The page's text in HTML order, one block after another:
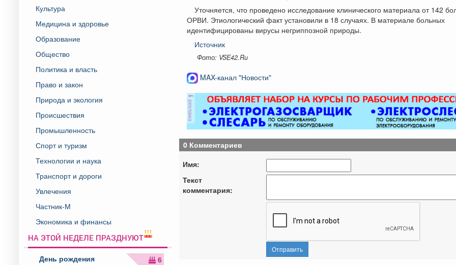
Культура
Медицина и здоровье
Образование
Общество
Политика и власть
Право и закон
Природа и экология
Происшествия
Промышленность
Спорт и туризм
Технологии и наука
Транспорт и дороги
Увлечения
Частник-М
Экономика и финансы
НА ЭТОЙ НЕДЕЛЕ ПРАЗДНУЮТ
День рождения
6
Уточняется, что проведено исследование клинического материала от 142
ОРВИ. Этиологический факт установили в 18 случаях. В материале больных
идентифицированы вирусы негриппозной природы.
Источник
Фото: VSE42.Ru
MAX-канал "Новости"
реклама
0 Комментариев
Имя:
Текст
комментария:
Отправить